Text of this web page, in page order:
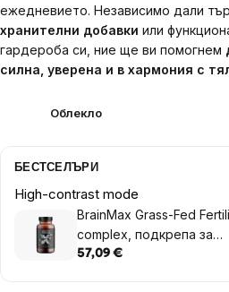
ежедневието. Независимо дали
хранителни добавки или
гардероба си, ние ще ви помогнем
силна, уверена и в хармония с
Облекло
БЕСТСЕЛЪРИ
High-contrast mode
BrainMax Grass-Fed
complex, подкрепа за
плодовитост, 240
57,09 €